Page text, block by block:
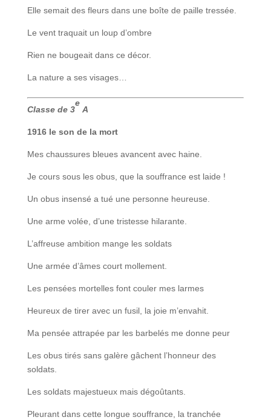
Elle semait des fleurs dans une boîte de paille tressée.
Le vent traquait un loup d’ombre
Rien ne bougeait dans ce décor.
La nature a ses visages…
Classe de 3
e
A
1916 le son de la mort
Mes chaussures bleues avancent avec haine.
Je cours sous les obus, que la souffrance est laide !
Un obus insensé a tué une personne heureuse.
Une arme volée, d’une tristesse hilarante.
L’affreuse ambition mange les soldats
Une armée d’âmes court mollement.
Les pensées mortelles font couler mes larmes
Heureux de tirer avec un fusil, la joie m’envahit.
Ma pensée attrapée par les barbelés me donne peur
Les obus tirés sans galère gâchent l’honneur des
soldats.
Les soldats majestueux mais dégoûtants.
Pleurant dans cette longue souffrance, la tranchée